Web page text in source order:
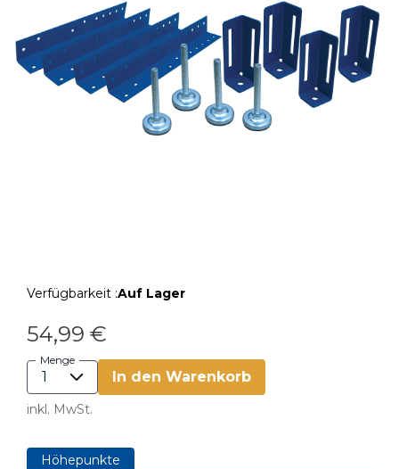
Verfügbarkeit :Auf Lager
54,99 €
Menge
In den Warenkorb
inkl. MwSt.
Höhepunkte